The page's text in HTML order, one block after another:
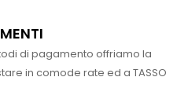
di pagamento offriamo la
in comode rate ed a TASSO